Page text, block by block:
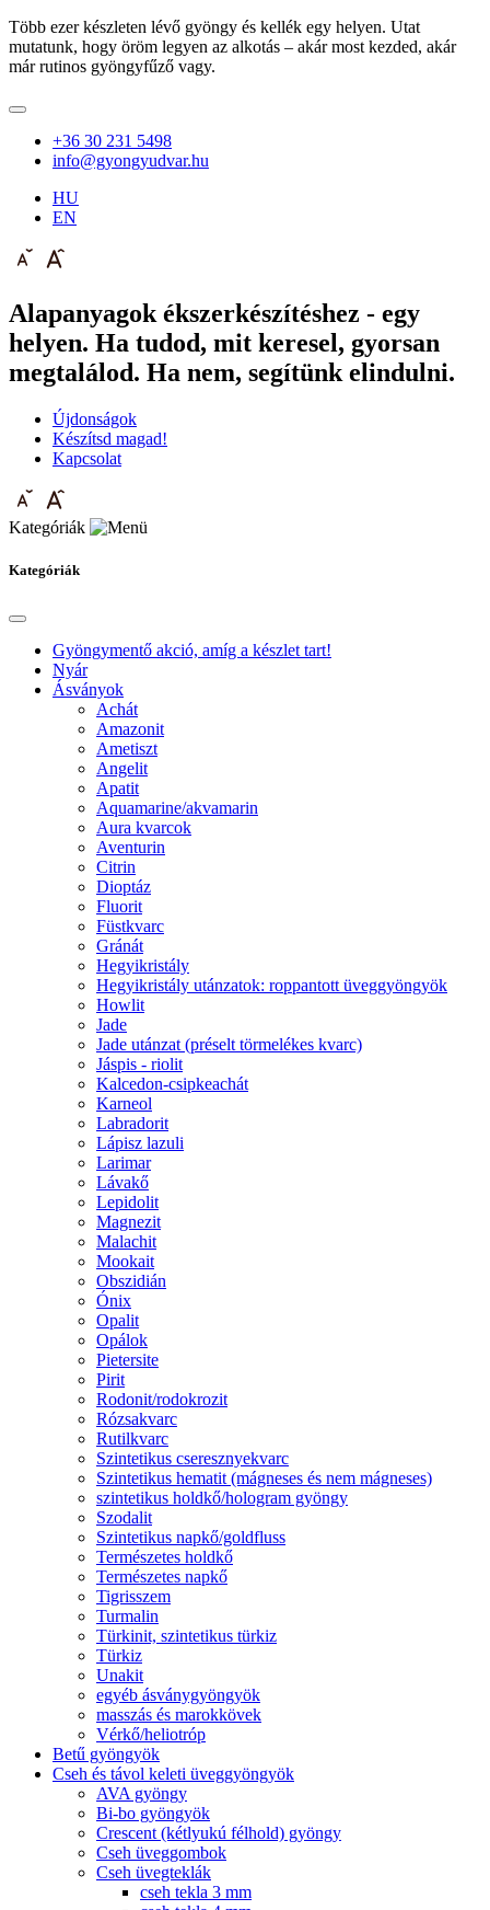
Több ezer készleten lévő gyöngy és kellék egy helyen. Utat
mutatunk, hogy öröm legyen az alkotás – akár most kezded, akár
már rutinos gyöngyfűző vagy.
+36 30 231 5498
info@gyongyudvar.hu
HU
EN
Alapanyagok ékszerkészítéshez - egy
helyen. Ha tudod, mit keresel, gyorsan
megtalálod. Ha nem, segítünk elindulni.
Újdonságok
Készítsd magad!
Kapcsolat
Kategóriák
Kategóriák
Gyöngymentő akció, amíg a készlet tart!
Nyár
Ásványok
Achát
Amazonit
Ametiszt
Angelit
Apatit
Aquamarine/akvamarin
Aura kvarcok
Aventurin
Citrin
Dioptáz
Fluorit
Füstkvarc
Gránát
Hegyikristály
Hegyikristály utánzatok: roppantott üveggyöngyök
Howlit
Jade
Jade utánzat (préselt törmelékes kvarc)
Jáspis - riolit
Kalcedon-csipkeachát
Karneol
Labradorit
Lápisz lazuli
Larimar
Lávakő
Lepidolit
Magnezit
Malachit
Mookait
Obszidián
Ónix
Opalit
Opálok
Pietersite
Pirit
Rodonit/rodokrozit
Rózsakvarc
Rutilkvarc
Szintetikus cseresznyekvarc
Szintetikus hematit (mágneses és nem mágneses)
szintetikus holdkő/hologram gyöngy
Szodalit
Szintetikus napkő/goldfluss
Természetes holdkő
Természetes napkő
Tigrisszem
Turmalin
Türkinit, szintetikus türkiz
Türkiz
Unakit
egyéb ásványgyöngyök
masszás és marokkövek
Vérkő/heliotróp
Betű gyöngyök
Cseh és távol keleti üveggyöngyök
AVA gyöngy
Bi-bo gyöngyök
Crescent (kétlyukú félhold) gyöngy
Cseh üveggombok
Cseh üvegteklák
cseh tekla 3 mm